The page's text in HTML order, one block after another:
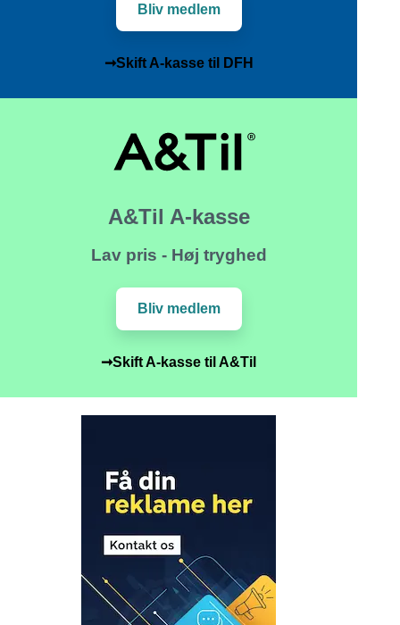
Bliv medlem
➞Skift A-kasse til DFH
A&Til A-kasse
Lav pris - Høj tryghed
Bliv medlem
➞Skift A-kasse til A&Til